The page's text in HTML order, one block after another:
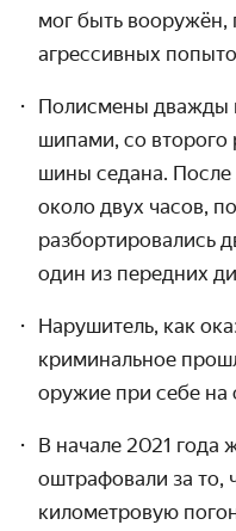
мог быть вооружён,
агрессивных
Полисмены дважды
шипами, со второго
шины седана. После
около двух часов,
разбортировались
один из передних
Нарушитель, как
криминальное
оружие при себе на
В начале 2021 года
оштрафовали за то,
километровую